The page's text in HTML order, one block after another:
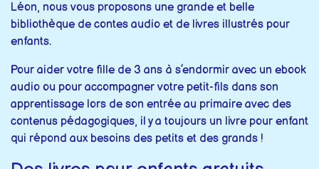
Léon, nous vous proposons une grande et belle
bibliothèque de contes audio et de livres illustrés pour
enfants.
Pour aider votre fille de 3 ans à s’endormir avec un ebook
audio ou pour accompagner votre petit-fils dans son
apprentissage lors de son entrée au primaire avec des
contenus pédagogiques, il y a toujours un livre pour enfant
qui répond aux besoins des petits et des grands !